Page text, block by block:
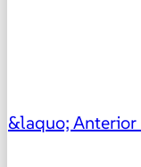
&laquo; Anterior